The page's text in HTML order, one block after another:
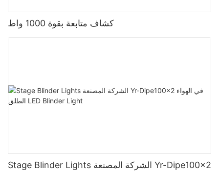
كشاف متابعة بقوة 1000 واط
Stage Blinder Lights الشركة المصنعة Yr-Dipe100x2